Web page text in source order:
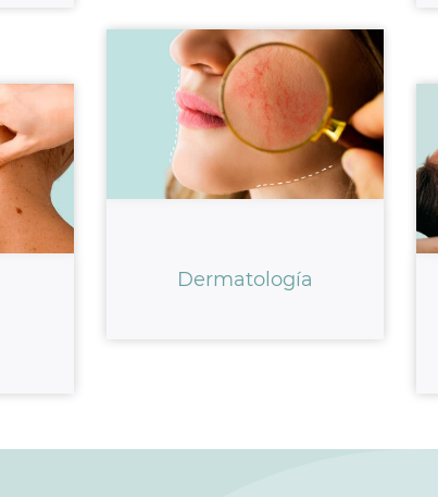
Dermatología